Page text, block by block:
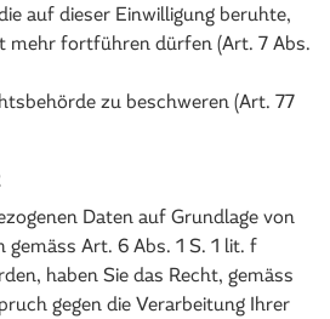
auf dieser Einwilligung beruhte,
mehr fortführen dürfen (Art. 7 Abs.
zu beschweren (Art. 77
Daten auf Grundlage von
Art. 6 Abs. 1 S. 1 lit. f
haben Sie das Recht, gemäss
gegen die Verarbeitung Ihrer